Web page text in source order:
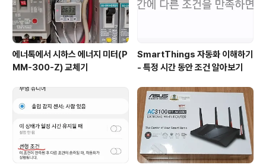
에너톡에서 시하스 에너지 미터(P
MM-300-Z) 교체기
SmartThings 자동화 이해하기
- 특정 시간 동안 조건 알아보기